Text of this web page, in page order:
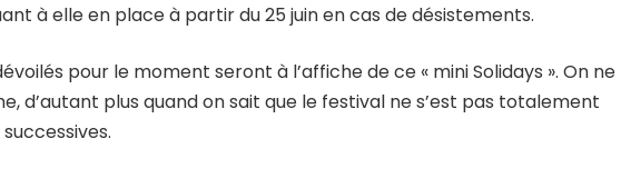
à elle en place à partir du 25 juin en cas de désistements.
pour le moment seront à l’affiche de ce « mini Solidays ». On ne
d’autant plus quand on sait que le festival ne s’est pas totalement